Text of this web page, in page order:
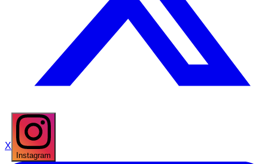
X
Instagram